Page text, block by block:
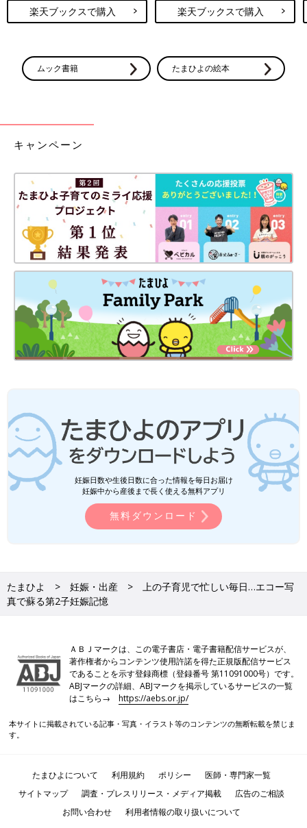
楽天ブックスで購入 楽天ブックスで購入
ムック書籍 たまひよの絵本
キャンペーン
妊娠日数や生後日数に合った情報を毎日お届け
妊娠中から産後まで長く使える無料アプリ
無料ダウンロード
たまひよ 妊娠・出産
上の子育児で忙しい毎日…エコー写
真で蘇る第2子妊娠記憶
ＡＢＪマークは、この電子書店・電子書籍配信サービスが、
著作権者からコンテンツ使用許諾を得た正規版配信サービス
であることを示す登録商標（登録番号 第11091000号）です。
ABJマークの詳細、ABJマークを掲示しているサービスの一覧
はこちら→https://aebs.or.jp/
本サイトに掲載されている記事・写真・イラスト等のコンテンツの無断転載を禁じま
す。
たまひよについて 利用規約 ポリシー
医師・専門家一覧
サイトマップ
調査・プレスリリース・メディア掲載
広告のご相談
お問い合わせ
利用者情報の取り扱いについて